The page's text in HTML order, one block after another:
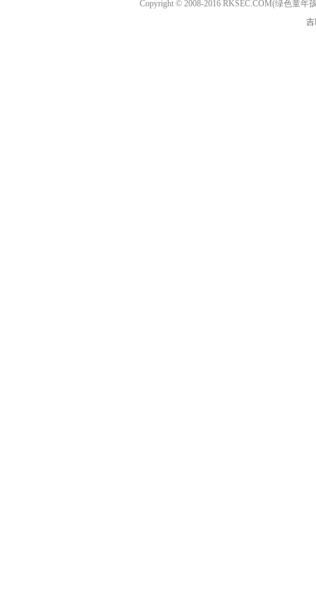
Copyright © 2008-2016 RKSEC.COM(绿色童年
吉